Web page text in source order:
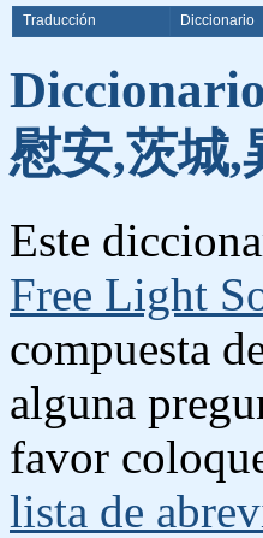
Traducción Diccionario
慰安,茨城,
Este
Free Light
compuesta
alguna
favor
lista de